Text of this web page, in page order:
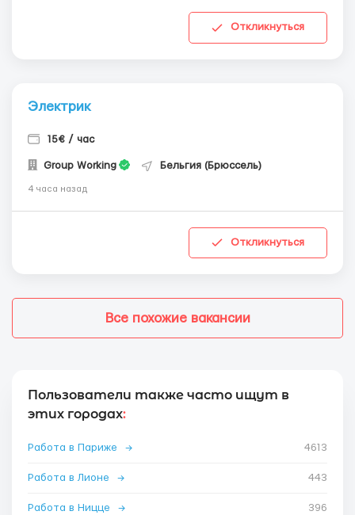
Откликнуться
Электрик
15€ / час
Group Working Бельгия (Брюссель)
4 часа назад
Откликнуться
Все похожие вакансии
Пользователи также часто ищут в
этих городах:
Работа в Париже → 4613
Работа в Лионе → 443
Работа в Ницце → 396